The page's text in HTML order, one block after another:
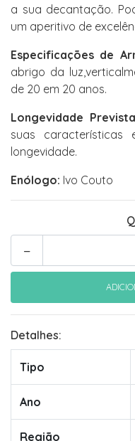
a sua decantação.
um aperitivo de
Especificações de
abrigo da
de 20 em 20 anos.
Longevidade
suas
longevidade.
Enólogo: Ivo Couto
-
Detalhes:
Tipo
Ano
Região